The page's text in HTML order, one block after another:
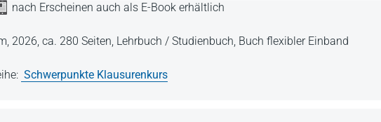
nach Erscheinen auch als E-Book erhältlich
2026, ca. 280 Seiten, Lehrbuch / Studienbuch, Buch flexibler Einband
Schwerpunkte Klausurenkurs